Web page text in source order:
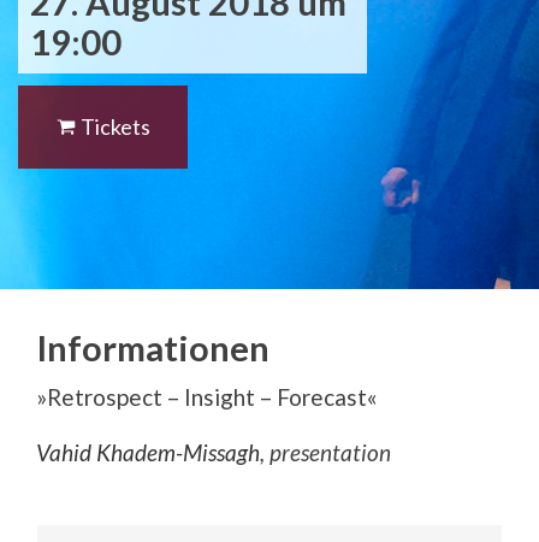
19:00
Tickets
Informationen
»Retrospect – Insight – Forecast«
Vahid Khadem-Missagh, presentation